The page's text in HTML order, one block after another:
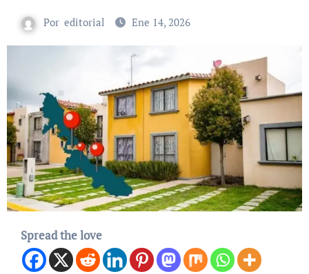
Por editorial Ene 14, 2026
Spread the love